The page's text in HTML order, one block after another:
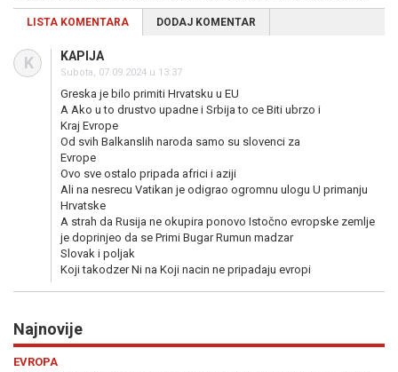
LISTA KOMENTARA DODAJ KOMENTAR
K KAPIJA
Subota, 07.09.2024 u 13:37
Greska je bilo primiti Hrvatsku u EU
A Ako u to drustvo upadne i Srbija to ce Biti ubrzo i
Kraj Evrope
Od svih Balkanslih naroda samo su slovenci za
Evrope
Ovo sve ostalo pripada africi i aziji
Ali na nesrecu Vatikan je odigrao ogromnu ulogu U primanju
Hrvatske
A strah da Rusija ne okupira ponovo Istočno evropske zemlje
je doprinjeo da se Primi Bugar Rumun madzar
Slovak i poljak
Koji takodzer Ni na Koji nacin ne pripadaju evropi
Najnovije
EVROPA